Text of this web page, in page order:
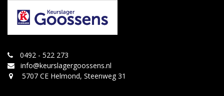
0492 - 522 273
info@keurslagergoossens.nl
5707 CE Helmond, Steenweg 31